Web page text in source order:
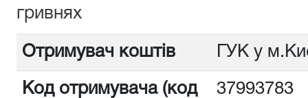
гривнях
Отримувач коштів ГУК у
Код отримувача (код